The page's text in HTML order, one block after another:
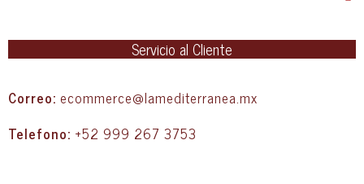
Servicio al Cliente
Correo: ecommerce@lamediterranea.mx
Telefono: +52 999 267 3753